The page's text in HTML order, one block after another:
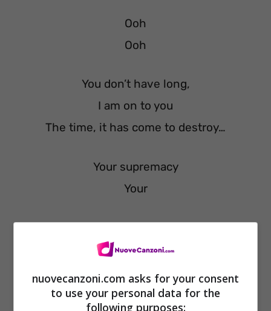
Ooh
Ooh
You don’t have long,
I am on to you
The time, it has come to destroy…
Your supremacy
Your
Supremacy
nuovecanzoni.com asks for your consent
to use your personal data for the
following purposes: